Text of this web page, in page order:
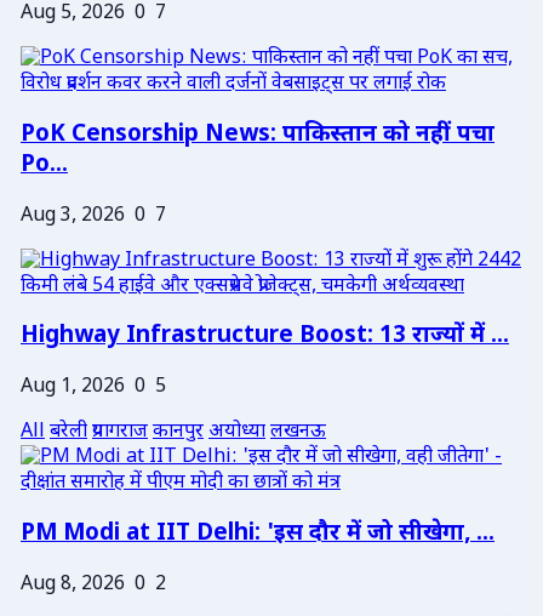
Aug 5, 2026 0 7
PoK Censorship News: पाकिस्तान को नहीं पचा
Po...
Aug 3, 2026 0 7
Highway Infrastructure Boost: 13 राज्यों में ...
Aug 1, 2026 0 5
Allबरेलीप्रयागराजकानपुरअयोध्यालखनऊ
PM Modi at IIT Delhi: 'इस दौर में जो सीखेगा, ...
Aug 8, 2026 0 2